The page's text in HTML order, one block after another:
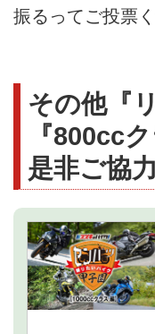
振るってご投票
その他『
『800cc
是非ご協